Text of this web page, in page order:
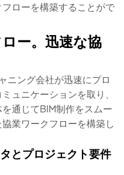
ローを構築することがで
ー。迅速な協
ニング会社が迅速にプロ
ュニケーションを取り、
通じてBIM制作をスムー
業ワークフローを構築し
とプロジェクト要件